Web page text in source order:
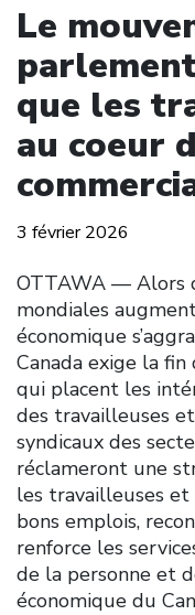
Le
que les
au coeur
3 février 2026
OTTAWA — Alors
mondiales
économique
Canada exige la
qui placent les
des travailleuses
syndicaux des
réclameront une
les travailleuses
bons emplois,
renforce les
de la personne et
économique du